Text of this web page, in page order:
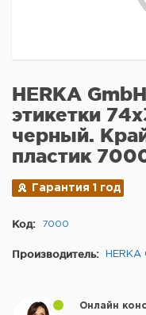
HERKA
этикетки
черный.
пластик
Гарантия 1 год
Код: 7000
Производитель: HERKA
Онлайн